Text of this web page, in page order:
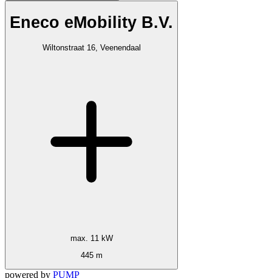
Eneco eMobility B.V.
Wiltonstraat 16, Veenendaal
max. 11 kW
445 m
powered by PUMP